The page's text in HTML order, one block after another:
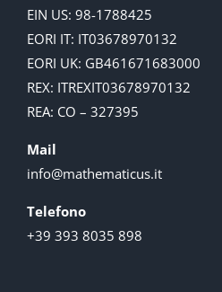
EIN US: 98-1788425
EORI IT: IT03678970132
EORI UK: GB461671683000
REX: ITREXIT03678970132
REA: CO – 327395
Mail
info@mathematicus.it
Telefono
+39 393 8035 898